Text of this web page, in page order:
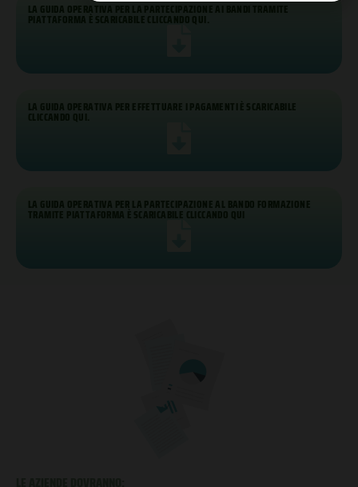
LA GUIDA OPERATIVA PER LA PARTECIPAZIONE AI BANDI TRAMITE
PIATTAFORMA È SCARICABILE CLICCANDO QUI.
LA GUIDA OPERATIVA PER EFFETTUARE I PAGAMENTI È SCARICABILE
CLICCANDO QUI.
LA GUIDA OPERATIVA PER LA PARTECIPAZIONE AL BANDO FORMAZIONE
TRAMITE PIATTAFORMA È SCARICABILE CLICCANDO QUI